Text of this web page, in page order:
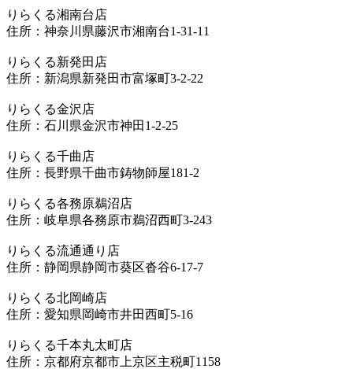
りらくる湘南台店
住所：神奈川県藤沢市湘南台1-31-11
りらくる新発田店
住所：新潟県新発田市富塚町3-2-22
りらくる金沢店
住所：石川県金沢市神田1-2-25
りらくる千曲店
住所：長野県千曲市鋳物師屋181-2
りらくる各務原鵜沼店
住所：岐阜県各務原市鵜沼西町3-243
りらくる流通通り店
住所：静岡県静岡市葵区沓谷6-17-7
りらくる北岡崎店
住所：愛知県岡崎市井田西町5-16
りらくる千本丸太町店
住所：京都府京都市上京区主税町1158